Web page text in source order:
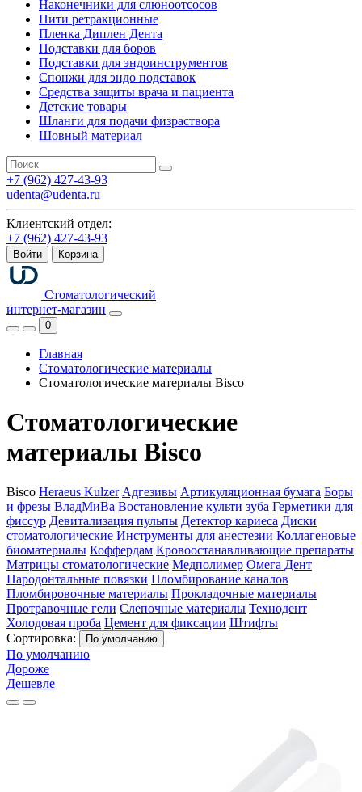
Наконечники для слюноотсосов
Нити ретракционные
Пленка Диплен Дента
Подставки для боров
Подставки для эндоинструментов
Спонжи для эндо подставок
Средства защиты врача и пациента
Детские товары
Шланги для подачи физраствора
Шовный материал
+7 (962) 427-43-93
udenta@udenta.ru
Клиентский отдел:
+7 (962) 427-43-93
Войти Корзина
Стоматологический
интернет-магазин
0
Главная
Стоматологические материалы
Стоматологические материалы Bisco
Стоматологические
материалы Bisco
Bisco Heraeus Kulzer Адгезивы Артикуляционная бумага Боры
и фрезы ВладМиВа Востановление культи зуба Герметики для
фиссур Девитализация пульпы Детектор кариеса Диски
стоматологические Инструменты для анестезии Коллагеновые
биоматериалы Коффердам Кровоостанавливающие препараты
Матрицы стоматологические Медполимер Омега Дент
Пародонтальные повязки Пломбирование каналов
Пломбировочные материалы Прокладочные материалы
Протравочные гели Слепочные материалы Технодент
Холодовая проба Цемент для фиксации Штифты
Сортировка:
По умолчанию
По умолчанию
Дороже
Дешевле